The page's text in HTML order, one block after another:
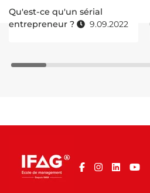
Qu'est-ce qu'un sérial
entrepreneur ?
9.09.2022